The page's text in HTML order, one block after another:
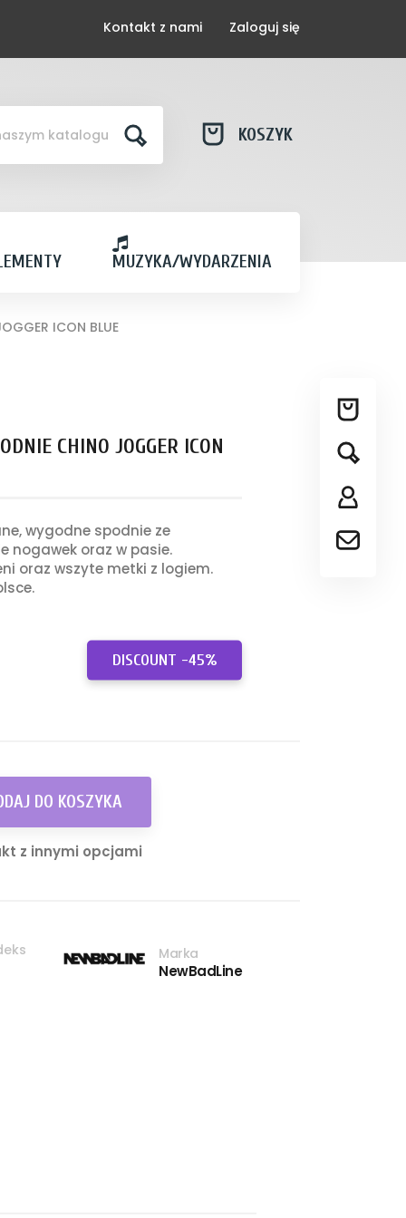
Kontakt z nami Zaloguj się
KOSZYK
MUZYKA/WYDARZENIA
ICON BLUE
CHINO JOGGER ICON
wygodne spodnie ze
nogawek oraz w pasie.
oraz wszyte metki z logiem.
DISCOUNT -45%
DO KOSZYKA
z innymi opcjami
Marka
NewBadLine